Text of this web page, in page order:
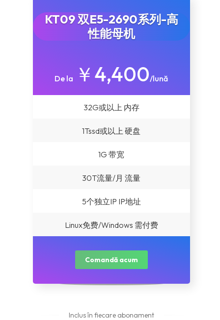
KT09 双E5-2690系列-高
性能母机
De la ￥4,400/lună
32G或以上 内存
1Tssd或以上 硬盘
1G 带宽
30T流量/月 流量
5个独立IP IP地址
Linux免费/Windows 需付费
Comandă acum
Inclus în fiecare abonament